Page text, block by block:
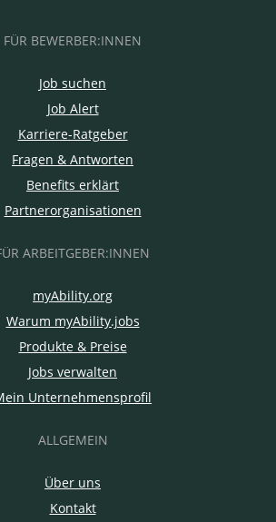
FÜR BEWERBER:INNEN
Job suchen
Job Alert
Karriere-Ratgeber
Fragen & Antworten
Benefits erklärt
Partnerorganisationen
ARBEITGEBER:INNEN
myAbility.org
Warum myAbility.jobs
Produkte & Preise
Jobs verwalten
Unternehmensprofil
ALLGEMEIN
Über uns
Kontakt